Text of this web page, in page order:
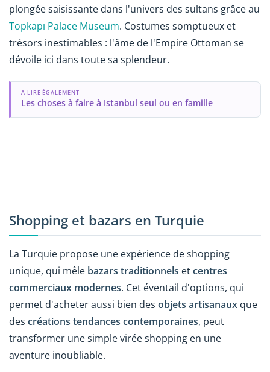
plongée saisissante dans l'univers des sultans grâce au
Topkapı Palace Museum. Costumes somptueux et
trésors inestimables : l'âme de l'Empire Ottoman se
dévoile ici dans toute sa splendeur.
A LIRE ÉGALEMENT
Les choses à faire à Istanbul seul ou en famille
Shopping et bazars en Turquie
La Turquie propose une expérience de shopping
unique, qui mêle bazars traditionnels etcentres
commerciaux modernes. Cet éventail d'options, qui
permet d'acheter aussi bien des objets artisanaux que
des créations tendances contemporaines, peut
transformer une simple virée shopping en une
aventure inoubliable.